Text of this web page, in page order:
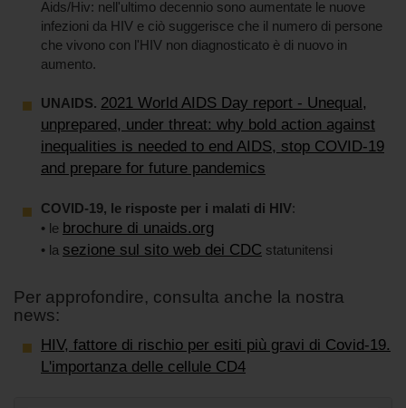
Aids/Hiv: nell'ultimo decennio sono aumentate le nuove
infezioni da HIV e ciò suggerisce che il numero di persone
che vivono con l'HIV non diagnosticato è di nuovo in
aumento.
UNAIDS. 2021 World AIDS Day report - Unequal,
unprepared, under threat: why bold action against
inequalities is needed to end AIDS, stop COVID-19
and prepare for future pandemics
COVID-19, le risposte per i malati di HIV:
• le brochure di unaids.org
• la sezione sul sito web dei CDC statunitensi
Per approfondire, consulta anche la nostra
news:
HIV, fattore di rischio per esiti più gravi di Covid-19.
L'importanza delle cellule CD4